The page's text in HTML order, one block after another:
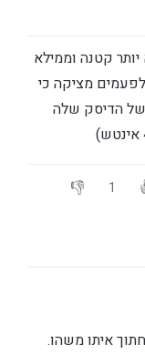
קטנה וממילא
מציקה כי
הדיסק שלה
1
איתו משהו.